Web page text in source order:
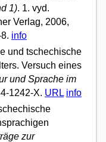
1). 1. vyd.
Verlag, 2006,
info
und tschechische
Versuch eines
und Sprache im
1242-X. URL info
zur